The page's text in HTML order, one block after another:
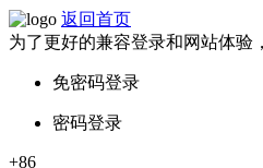
返回首页
为了更好的兼容登录和网站体验